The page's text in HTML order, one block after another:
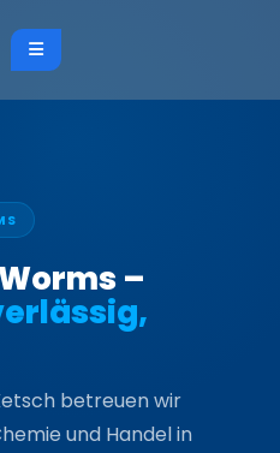
–
betreuen wir
und Handel in